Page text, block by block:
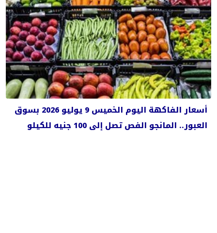
أسعار الفاكهة اليوم الخميس 9 يوليو 2026 بسوق
العبور.. المانجو الفص تصل إلى 100 جنيه للكيلو